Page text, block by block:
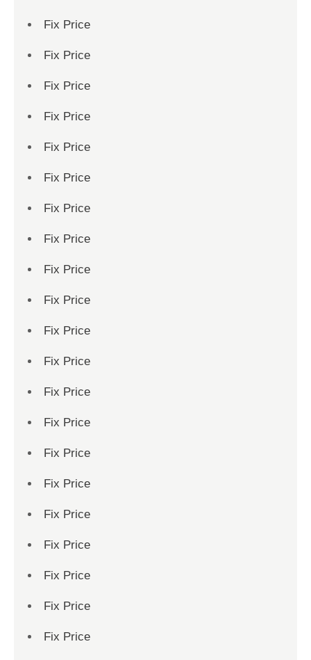
Fix Price
Fix Price
Fix Price
Fix Price
Fix Price
Fix Price
Fix Price
Fix Price
Fix Price
Fix Price
Fix Price
Fix Price
Fix Price
Fix Price
Fix Price
Fix Price
Fix Price
Fix Price
Fix Price
Fix Price
Fix Price